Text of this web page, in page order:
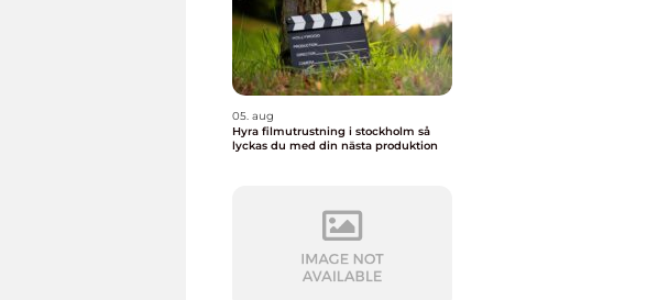
05. aug
Hyra filmutrustning i stockholm så
lyckas du med din nästa produktion